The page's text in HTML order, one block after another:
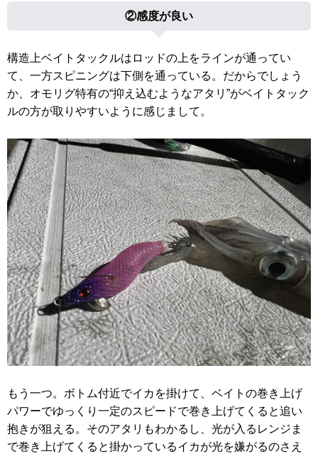
②感度が良い
構造上ベイトタックルはロッドの上をラインが通ってい
て、一方スピニングは下側を通っている。だからでしょう
か、オモリグ特有の“抑え込むようなアタリ”がベイトタック
ルの方が取りやすいように感じまして。
もう一つ。ボトム付近でイカを掛けて、ベイトの巻き上げ
パワーでゆっくり一定のスピードで巻き上げてくると追い
抱きが狙える。そのアタリもわかるし、光が入るレンジま
で巻き上げてくると掛かっているイカが光を嫌がるのさえ